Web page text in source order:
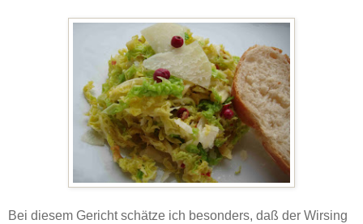
Bei diesem Gericht schätze ich besonders, daß der Wirsing